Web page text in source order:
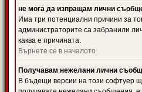
не мога да изпращам лични
Има три потенциални причини за
администраторите са забранили
каква е причината.
Върнете се в началото
Получавам нежелани лични
В бъдещи версии на този софтуер